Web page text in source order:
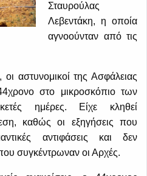
Σταυρούλας
Λεβεντάκη, η οποία
αγνοούνταν από τις
αστυνομικοί της Ασφάλειας
στο μικροσκόπιο των
ημέρες. Είχε κληθεί
καθώς οι εξηγήσεις που
αντιφάσεις και δεν
συγκέντρωναν οι Αρχές.